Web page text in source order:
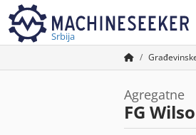
Srbija
Agregatne
FG